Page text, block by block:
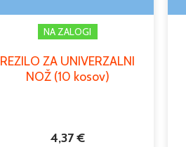
NA ZALOGI
REZILO ZA UNIVERZALNI
NOŽ (10 kosov)
4,37€